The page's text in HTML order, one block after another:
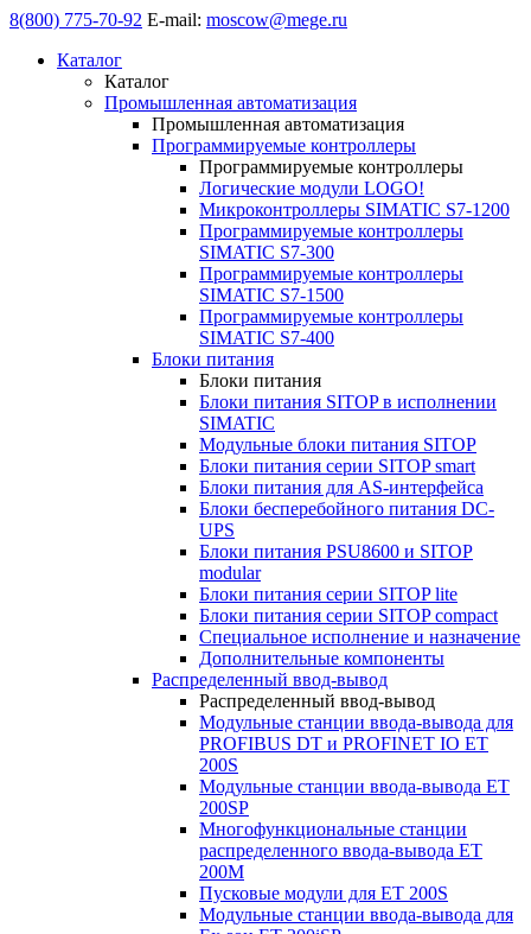
8(800) 775-70-92 E-mail: moscow@mege.ru
Каталог
Каталог
Промышленная автоматизация
Промышленная автоматизация
Программируемые контроллеры
Программируемые контроллеры
Логические модули LOGO!
Микроконтроллеры SIMATIC S7-1200
Программируемые контроллеры
SIMATIC S7-300
Программируемые контроллеры
SIMATIC S7-1500
Программируемые контроллеры
SIMATIC S7-400
Блоки питания
Блоки питания
Блоки питания SITOP в исполнении
SIMATIC
Модульные блоки питания SITOP
Блоки питания серии SITOP smart
Блоки питания для AS-интерфейса
Блоки бесперебойного питания DC-
UPS
Блоки питания PSU8600 и SITOP
modular
Блоки питания серии SITOP lite
Блоки питания серии SITOP compact
Специальное исполнение и назначение
Дополнительные компоненты
Распределенный ввод-вывод
Распределенный ввод-вывод
Модульные станции ввода-вывода для
PROFIBUS DT и PROFINET IO ET
200S
Модульные станции ввода-вывода ET
200SP
Многофункциональные станции
распределенного ввода-вывода ET
200M
Пусковые модули для ET 200S
Модульные станции ввода-вывода для